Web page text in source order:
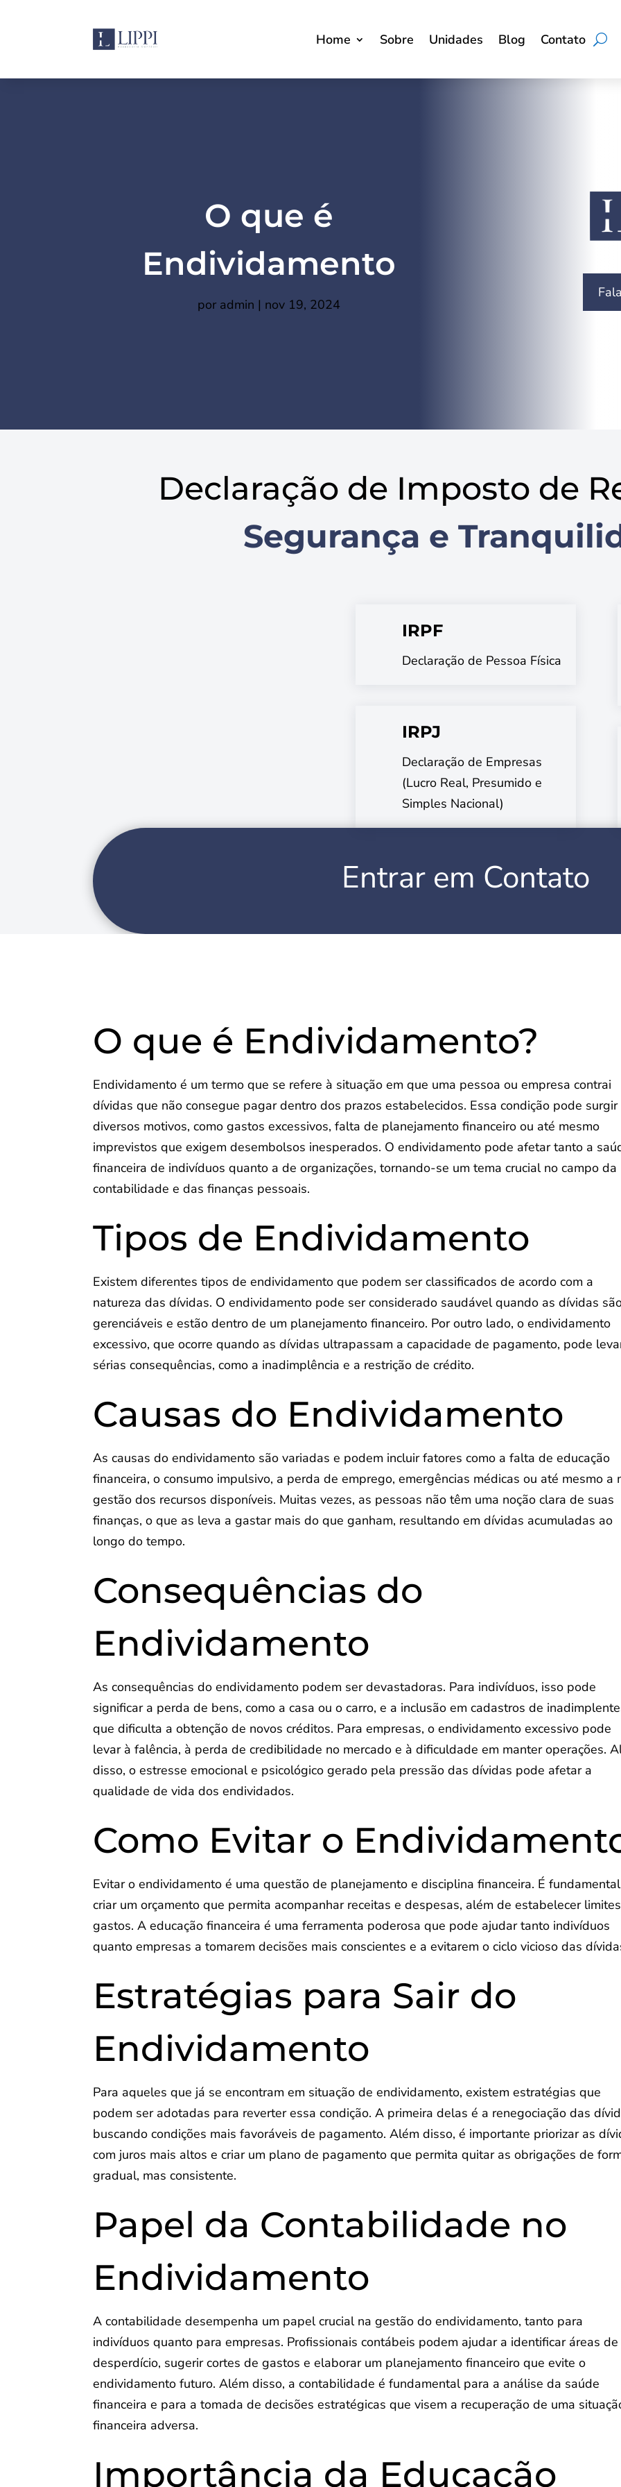
Home Sobre Unidades Blog Contato
O que é
Endividamento
por admin | nov 19, 2024
Declaração de Imposto de
Segurança e
IRPF
Declaração de Pessoa Física
IRPJ
Declaração de Empresas
(Lucro Real, Presumido e
Simples Nacional)
Entrar em Contato
O que é Endividamento?
Endividamento é um termo que se refere à situação em que uma pessoa ou empresa contrai
dívidas que não consegue pagar dentro dos prazos estabelecidos. Essa condição pode
diversos motivos, como gastos excessivos, falta de planejamento financeiro ou até mesmo
imprevistos que exigem desembolsos inesperados. O endividamento pode afetar tanto a
financeira de indivíduos quanto a de organizações, tornando-se um tema crucial no campo da
contabilidade e das finanças pessoais.
Tipos de Endividamento
Existem diferentes tipos de endividamento que podem ser classificados de acordo com a
natureza das dívidas. O endividamento pode ser considerado saudável quando as dívidas
gerenciáveis e estão dentro de um planejamento financeiro. Por outro lado, o endividamento
excessivo, que ocorre quando as dívidas ultrapassam a capacidade de pagamento, pode
sérias consequências, como a inadimplência e a restrição de crédito.
Causas do Endividamento
As causas do endividamento são variadas e podem incluir fatores como a falta de educação
financeira, o consumo impulsivo, a perda de emprego, emergências médicas ou até mesmo a
gestão dos recursos disponíveis. Muitas vezes, as pessoas não têm uma noção clara de suas
finanças, o que as leva a gastar mais do que ganham, resultando em dívidas acumuladas ao
longo do tempo.
Consequências do
Endividamento
As consequências do endividamento podem ser devastadoras. Para indivíduos, isso pode
significar a perda de bens, como a casa ou o carro, e a inclusão em cadastros de
que dificulta a obtenção de novos créditos. Para empresas, o endividamento excessivo pode
levar à falência, à perda de credibilidade no mercado e à dificuldade em manter operações.
disso, o estresse emocional e psicológico gerado pela pressão das dívidas pode afetar a
qualidade de vida dos endividados.
Como Evitar o
Evitar o endividamento é uma questão de planejamento e disciplina financeira. É fundamental
criar um orçamento que permita acompanhar receitas e despesas, além de estabelecer
gastos. A educação financeira é uma ferramenta poderosa que pode ajudar tanto indivíduos
quanto empresas a tomarem decisões mais conscientes e a evitarem o ciclo vicioso das
Estratégias para Sair do
Endividamento
Para aqueles que já se encontram em situação de endividamento, existem estratégias que
podem ser adotadas para reverter essa condição. A primeira delas é a renegociação das
buscando condições mais favoráveis de pagamento. Além disso, é importante priorizar as
com juros mais altos e criar um plano de pagamento que permita quitar as obrigações de
gradual, mas consistente.
Papel da Contabilidade no
Endividamento
A contabilidade desempenha um papel crucial na gestão do endividamento, tanto para
indivíduos quanto para empresas. Profissionais contábeis podem ajudar a identificar áreas de
desperdício, sugerir cortes de gastos e elaborar um planejamento financeiro que evite o
endividamento futuro. Além disso, a contabilidade é fundamental para a análise da saúde
financeira e para a tomada de decisões estratégicas que visem a recuperação de uma
financeira adversa.
Importância da Educação